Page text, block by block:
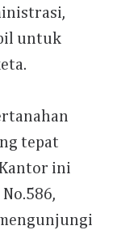
untuk
tepat
ini